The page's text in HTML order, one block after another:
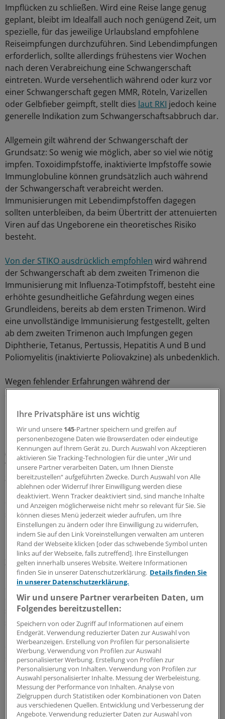
Impflücken zu schließen. Wird eine Reise lange genug
geplant, bleibt im Idealfall auch noch genügend Zeit, um
spezielle, für das jeweilige Urlaubsland empfohlene
Reiseimpfungen durchzuführen. Sind Lebendimpfungen
erforderlich, sollte allerdings frühestens vier Wochen
nach deren Verabreichung eine Schwangerschaft
eintreten. Wurde versehentlich während oder kurz vor
einer Schwangerschaft gegen MMR, Röteln, Varizellen
oder Gelbfieber geimpft, stellt dies laut RKI jedoch keine
generelle Indikation zum Schwangerschaftsabbruch dar.
Allgemein gilt während der Schwangerschaft der
Grundsatz: So wenig wie möglich, aber so viel wie nötig
impfen. Toxoidimpfstoffe, inaktivierte Impfstoffe sowie
Immunglobuline können grundsätzlich auch während
der Schwangerschaft verabreicht werden.
Immunisierungen mit Lebendimpfstoffen dagegen
sollten unterbleiben, da beim Übertritt der attenuierten
Viren auf das Ungeborene ein theoretisches Risiko
besteht.
Von der STIKO ausdrücklich empfohlen wird während
der Schwangerschaft ab dem zweiten Trimenon die
Immunisierung mit Influenza-Totimpfstoff, besteht eine
erhöhte gesundheitliche Gefährdung wegen eines
Grundleidens, bereits ab dem ersten Trimenon. Wird
eine unvollständige Immunisierung festgestellt, gelten
ab dem zweiten Trimenon auch Impfungen gegen
Diphtherie, Tetanus, Pertussis, Hepatitis A und B und
Poliomyelitis (inaktivierte Poliovakzine) als unbedenklich.
Wegen fehlender Erfahrungen während der
Schwangerschaft als relativ kontraindiziert wertet die
Internationale Gesundheit (DTG) Impfungen gegen
Cholera, FSME, Gelbfieber, Japanische Enzephalitis,
Meningokokken, Pneumokokken, Tollwut
(präexpositionell) sowie die orale oder parenterale
Typhusimpfung. Diese sollten den Empfehlungen
zufolge nur unter sorgfältiger Risiko-Nutzen-Abwägung
und wenn, dann frühestens ab dem zweiten Trimenon
durchgeführt werden. In seltenen Fällen kann eine
solche Impfung dennoch sinnvoll sein. Absolut
kontraindiziert sind Lebendimpfstoffe gegen Influenza,
Masern-Mumps-Röteln sowie Varizellen.
Zu den von der STIKO empfohlenen
Reiseschutzimpfungen zählen neben allen
Standardimpfungen unter anderem auch Impfungen,
die für die Einreise in bestimmte Länder vorgeschrieben
sind oder die lokale Infektionsrisiken abdecken. Generell
sollen Impfungen während einer Schwangerschaft nur
nach sorgfältiger Nutzen-Risiko-Abwägung und bei
eindeutiger Indikation erfolgen. Neben dem Reiseziel
spielen auch Reiseroute, Dauer und Art der Reise sowie
die dort geplanten Freizeitaktivitäten sowie der
Bewegungsradius der Reisenden eine entscheidende
Rolle.
Ihre Privatsphäre ist uns wichtig
Wir und unsere 145-Partner speichern und greifen auf
personenbezogene Daten wie Browserdaten oder eindeutige
Kennungen auf Ihrem Gerät zu. Durch Auswahl von Akzeptieren
aktivieren Sie Tracking-Technologien für die unter „Wir und
unsere Partner verarbeiten Daten, um Ihnen Dienste
bereitzustellen“ aufgeführten Zwecke. Durch Auswahl von Alle
ablehnen oder Widerruf Ihrer Einwilligung werden diese
deaktiviert. Wenn Tracker deaktiviert sind, sind manche Inhalte
und Anzeigen möglicherweise nicht mehr so relevant für Sie. Sie
können dieses Menü jederzeit wieder aufrufen, um Ihre
Einstellungen zu ändern oder Ihre Einwilligung zu widerrufen,
indem Sie auf den Link Voreinstellungen verwalten am unteren
Rand der Webseite klicken [oder das schwebende Symbol unten
links auf der Webseite, falls zutreffend]. Ihre Einstellungen
gelten innerhalb unseres Website. Weitere Informationen
finden Sie in unserer Datenschutzerklärung. Details finden Sie
in unserer Datenschutzerklärung.
Wir und unsere Partner verarbeiten Daten, um
Folgendes bereitzustellen:
Speichern von oder Zugriff auf Informationen auf einem
Endgerät. Verwendung reduzierter Daten zur Auswahl von
Werbeanzeigen. Erstellung von Profilen für personalisierte
Werbung. Verwendung von Profilen zur Auswahl
personalisierter Werbung. Erstellung von Profilen zur
Personalisierung von Inhalten. Verwendung von Profilen zur
Auswahl personalisierter Inhalte. Messung der Werbeleistung.
Messung der Performance von Inhalten. Analyse von
Zielgruppen durch Statistiken oder Kombinationen von Daten
aus verschiedenen Quellen. Entwicklung und Verbesserung der
Angebote. Verwendung reduzierter Daten zur Auswahl von